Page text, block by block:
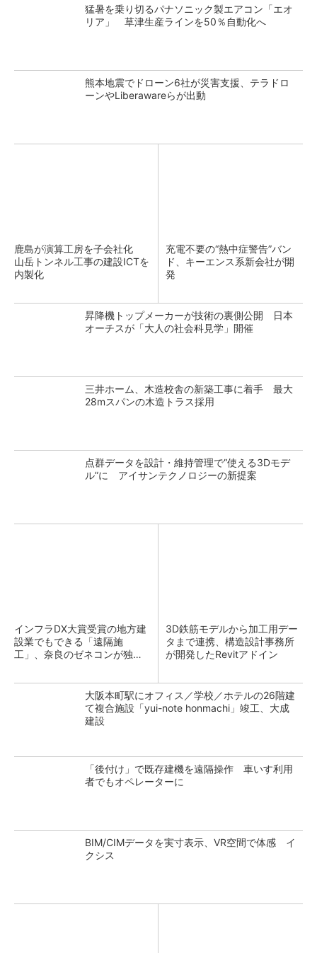
猛暑を乗り切るパナソニック製エアコン「エオ
リア」 草津生産ラインを50％自動化へ
熊本地震でドローン6社が災害支援、テラドロ
ーンやLiberawareらが出動
鹿島が演算工房を子会社化
山岳トンネル工事の建設ICTを
内製化
充電不要の“熱中症警告”バン
ド、キーエンス系新会社が開
発
昇降機トップメーカーが技術の裏側公開 日本
オーチスが「大人の社会科見学」開催
三井ホーム、木造校舎の新築工事に着手 最大
28mスパンの木造トラス採用
点群データを設計・維持管理で“使える3Dモデ
ル”に アイサンテクノロジーの新提案
インフラDX大賞受賞の地方建
設業でもできる「遠隔施
工」、奈良のゼネコンが独自
3D鉄筋モデルから加工用デー
タまで連携、構造設計事務所
が開発したRevitアドイン
大阪本町駅にオフィス／学校／ホテルの26階建
て複合施設「yui-note honmachi」竣工、大成
建設
「後付け」で既存建機を遠隔操作 車いす利用
者でもオペレーターに
BIM/CIMデータを実寸表示、VR空間で体感 イ
クシス